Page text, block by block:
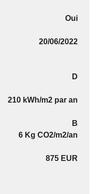
Oui
20/06/2022
D
210 kWh/m2 par an
B
6 Kg CO2/m2/an
875 EUR